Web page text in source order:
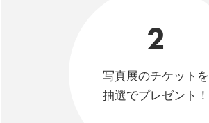
2
写真展のチケットを
抽選でプレゼント！